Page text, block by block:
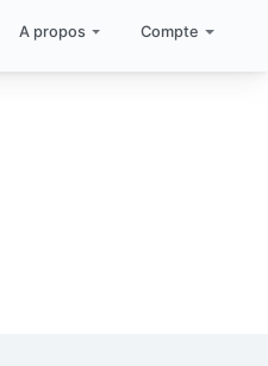
A propos Compte